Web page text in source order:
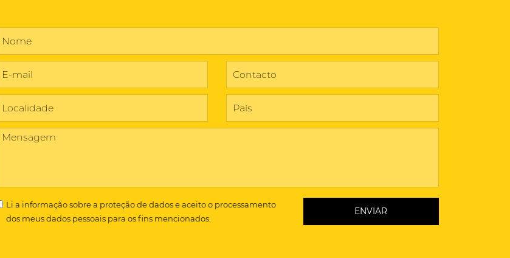
Li a informação sobre a proteção de dadose aceito o processamento
dos meus dados pessoais para os fins mencionados.